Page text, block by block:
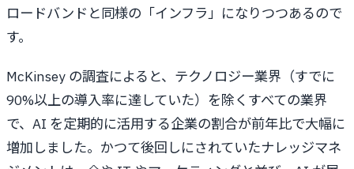
ロードバンドと同様の「インフラ」になりつつあるので
す。
McKinsey の調査によると、テクノロジー業界（すでに
90%以上の導入率に達していた）を除くすべての業界
で、AI を定期的に活用する企業の割合が前年比で大幅に
増加しました。かつて後回しにされていたナレッジマネ